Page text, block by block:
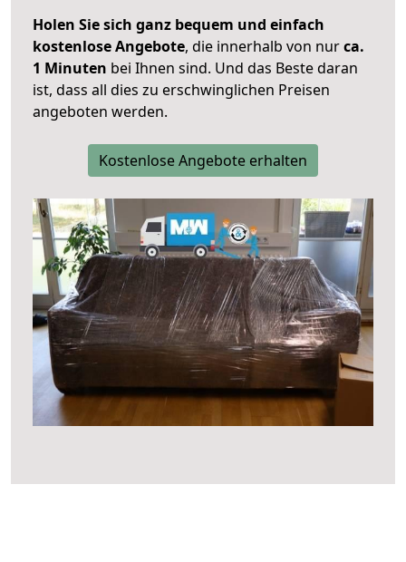
Holen Sie sich ganz bequem und einfach
kostenlose Angebote, die innerhalb von nurca.
1 Minuten bei Ihnen sind. Und das Beste daran
ist, dass all dies zu erschwinglichen Preisen
angeboten werden.
Kostenlose Angebote erhalten